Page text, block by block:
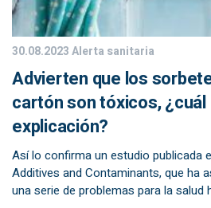
30.08.2023Alerta sanitaria
Advierten que los
cartón son tóxicos, ¿cuál
explicación?
Así lo confirma un estudio publicada
Additives and Contaminants, que ha
una serie de problemas para la salud